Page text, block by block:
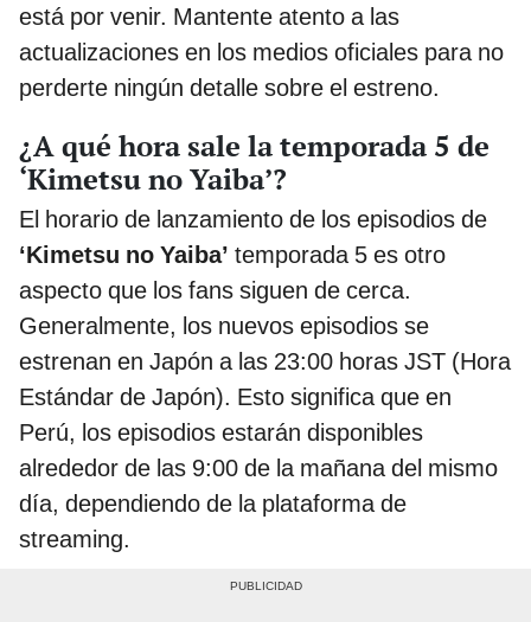
está por venir. Mantente atento a las
actualizaciones en los medios oficiales para no
perderte ningún detalle sobre el estreno.
¿A qué hora sale la temporada 5 de
‘Kimetsu no Yaiba’?
El horario de lanzamiento de los episodios de
‘Kimetsu no Yaiba’ temporada 5 es otro
aspecto que los fans siguen de cerca.
Generalmente, los nuevos episodios se
estrenan en Japón a las 23:00 horas JST (Hora
Estándar de Japón). Esto significa que en
Perú, los episodios estarán disponibles
alrededor de las 9:00 de la mañana del mismo
día, dependiendo de la plataforma de
streaming.